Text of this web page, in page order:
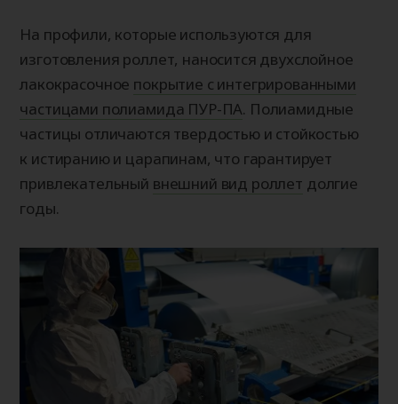
На профили, которые используются для
изготовления роллет, наносится двухслойное
лакокрасочное покрытие с интегрированными
частицами полиамида ПУР-ПА. Полиамидные
частицы отличаются твердостью и стойкостью
к истиранию и царапинам, что гарантирует
привлекательный внешний вид роллет долгие
годы.